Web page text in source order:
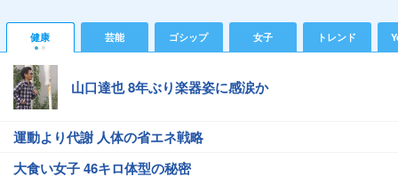
健康 芸能 ゴシップ 女子 トレンド
山口達也 8年ぶり楽器姿に感涙か
運動より代謝 人体の省エネ戦略
大食い女子 46キロ体型の秘密